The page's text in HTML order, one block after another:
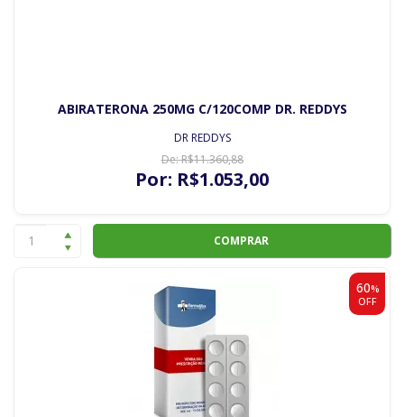
ABIRATERONA 250MG C/120COMP DR. REDDYS
DR REDDYS
De:R$11.360,88
Por: R$1.053,00
COMPRAR
60%
OFF